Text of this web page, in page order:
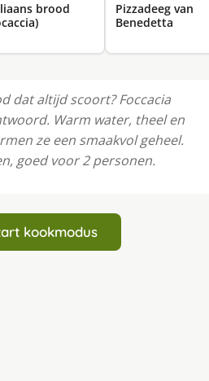
brood
Pizzadeeg van
Benedetta
dat altijd scoort? Foccacia
Warm water, theel en
ze een smaakvol geheel.
goed voor 2 personen.
kookmodus